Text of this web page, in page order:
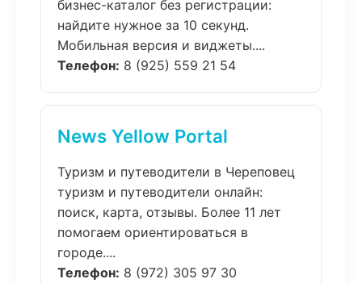
бизнес-каталог без регистрации:
найдите нужное за 10 секунд.
Мобильная версия и виджеты....
Телефон: 8 (925) 559 21 54
News Yellow Portal
Туризм и путеводители в Череповец
туризм и путеводители онлайн:
поиск, карта, отзывы. Более 11 лет
помогаем ориентироваться в
городе....
Телефон: 8 (972) 305 97 30